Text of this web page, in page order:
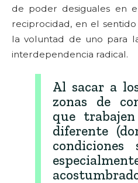
de poder desiguales en
reciprocidad, en el
la voluntad de uno para
interdependencia radical.
Al sacar a
zonas de
que
diferente
condiciones